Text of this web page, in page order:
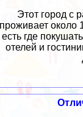
Этот город с
проживает около
есть где
отелей и